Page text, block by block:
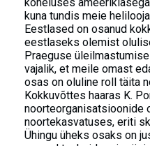
kuna tundis meie
Eestlased on osanud
eestlaseks olemist
Praeguse
vajalik, et meile omast
osas on oluline roll täita
Kokkuvõttes haaras K.
noorteorganisatsioonide
noortekasvatuses, eriti
Ühingu üheks osaks on